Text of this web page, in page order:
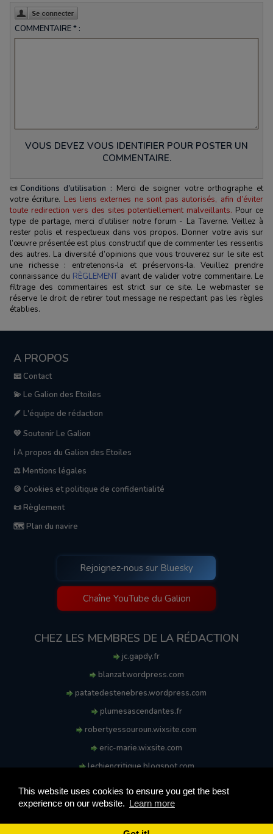
This website uses cookies to ensure you get the best
experience on our website. Learn more
COMMENTAIRE * :
VOUS DEVEZ VOUS IDENTIFIER POUR POSTER UN
COMMENTAIRE.
📜 Conditions d'utilisation : Merci de soigner votre orthographe et
votre écriture. Les liens externes ne sont pas autorisés, afin d’éviter
toute redirection vers des sites potentiellement malveillants. Pour ce
type de partage, merci d’utiliser notre forum - La Taverne. Veillez à
rester polis et respectueux dans vos propos. Donner votre avis sur
l’œuvre présentée est plus constructif que de commenter les ressentis
des autres. La diversité d’opinions que vous trouverez sur le site est
une richesse : entretenons‑la et préservons‑la. Veuillez prendre
connaissance du RÈGLEMENT avant de valider votre commentaire. Le
filtrage des commentaires est strict sur ce site. Le webmaster se
réserve le droit de retirer tout message ne respectant pas les règles
établies.
A PROPOS
📧 Contact
💫 Le Galion des Etoiles
🪶 L'équipe de rédaction
💛 Soutenir Le Galion
ℹ️ A propos du Galion des Etoiles
⚖️ Mentions légales
🍪 Cookies et politique de confidentialité
📜 Règlement
🗺️ Plan du navire
Rejoignez-nous sur Bluesky
Chaîne YouTube du Galion
CHEZ LES MEMBRES DE LA RÉDACTION
jc.gapdy.fr
blanzat.wordpress.com
patatedestenebres.wordpress.com
plumesascendantes.fr
robertyessouroun.wixsite.com
eric-marie.wixsite.com
lechiencritique.blogspot.com
© 2009-2026 Le Galion des Etoiles. Tous droits réservés.